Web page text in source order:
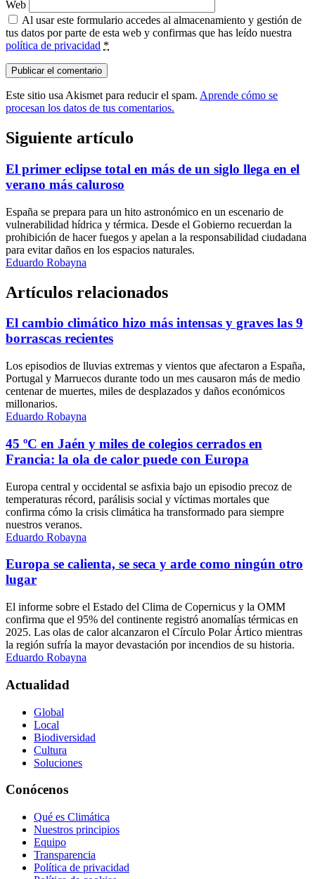
Web
Al usar este formulario accedes al almacenamiento y gestión de
tus datos por parte de esta web y confirmas que has leído nuestra
política de privacidad *
Este sitio usa Akismet para reducir el spam. Aprende cómo se
procesan los datos de tus comentarios.
Siguiente artículo
El primer eclipse total en más de un siglo llega en el
verano más caluroso
España se prepara para un hito astronómico en un escenario de
vulnerabilidad hídrica y térmica. Desde el Gobierno recuerdan la
prohibición de hacer fuegos y apelan a la responsabilidad ciudadana
para evitar daños en los espacios naturales.
Eduardo Robayna
Artículos relacionados
El cambio climático hizo más intensas y graves las 9
borrascas recientes
Los episodios de lluvias extremas y vientos que afectaron a España,
Portugal y Marruecos durante todo un mes causaron más de medio
centenar de muertes, miles de desplazados y daños económicos
millonarios.
Eduardo Robayna
45 ºC en Jaén y miles de colegios cerrados en
Francia: la ola de calor puede con Europa
Europa central y occidental se asfixia bajo un episodio precoz de
temperaturas récord, parálisis social y víctimas mortales que
confirma cómo la crisis climática ha transformado para siempre
nuestros veranos.
Eduardo Robayna
Europa se calienta, se seca y arde como ningún otro
lugar
El informe sobre el Estado del Clima de Copernicus y la OMM
confirma que el 95% del continente registró anomalías térmicas en
2025. Las olas de calor alcanzaron el Círculo Polar Ártico mientras
la región sufría la mayor devastación por incendios de su historia.
Eduardo Robayna
Actualidad
Global
Local
Biodiversidad
Cultura
Soluciones
Conócenos
Qué es Climática
Nuestros principios
Equipo
Transparencia
Política de privacidad